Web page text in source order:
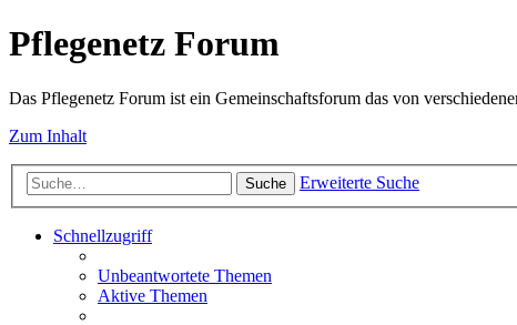
Pflegenetz Forum
Das Pflegenetz Forum ist ein Gemeinschaftsforum das von
Zum Inhalt
Suche Erweiterte Suche
Schnellzugriff
Unbeantwortete Themen
Aktive Themen